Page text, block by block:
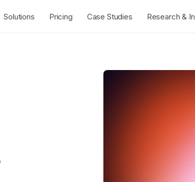
Solutions Pricing Case Studies Research &